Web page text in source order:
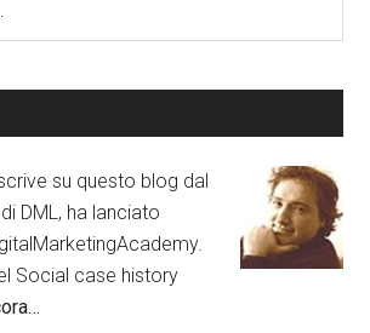
su questo blog dal
DML, ha lanciato
Social case history